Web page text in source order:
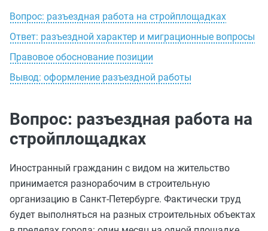
Вопрос: разъездная работа на стройплощадках
Ответ: разъездной характер и миграционные вопросы
Правовое обоснование позиции
Вывод: оформление разъездной работы
Вопрос: разъездная работа на
стройплощадках
Иностранный гражданин с видом на жительство
принимается разнорабочим в строительную
организацию в Санкт-Петербурге. Фактически труд
будет выполняться на разных строительных объектах